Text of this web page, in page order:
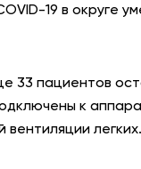
ОФИЦИАЛЬНО
80,93 93,19
19 в округе
33 пациентов
к
вентиляции легких.